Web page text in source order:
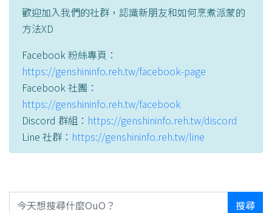
歡迎加入我們的社群，認識新朋友和如何烹煮派蒙的
方法XD
Facebook 粉絲專頁：
https://genshininfo.reh.tw/facebook-page
Facebook 社團：
https://genshininfo.reh.tw/facebook
Discord 群組： https://genshininfo.reh.tw/discord
Line 社群： https://genshininfo.reh.tw/line
搜尋